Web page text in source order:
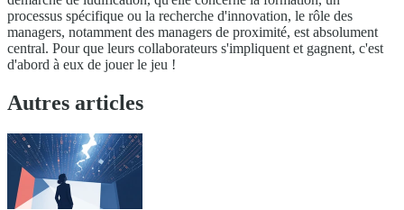
processus spécifique ou la recherche d'innovation, le rôle des
managers, notamment des managers de proximité, est absolument
central. Pour que leurs collaborateurs s'impliquent et gagnent, c'est
d'abord à eux de jouer le jeu !
Autres articles